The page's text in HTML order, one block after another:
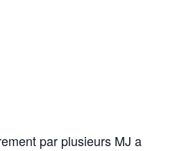
par plusieurs MJ a